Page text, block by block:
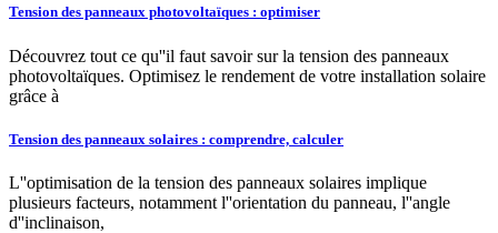
Tension des panneaux photovoltaïques : optimiser
Découvrez tout ce qu''il faut savoir sur la tension des panneaux
photovoltaïques. Optimisez le rendement de votre installation solaire
grâce à
Tension des panneaux solaires : comprendre, calculer
L''optimisation de la tension des panneaux solaires implique
plusieurs facteurs, notamment l''orientation du panneau, l''angle
d''inclinaison,